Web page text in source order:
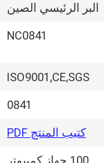
البر الرئيسي الصين
NC0841
ISO9001,CE,SGS
0841
كتيب المنتج PDF